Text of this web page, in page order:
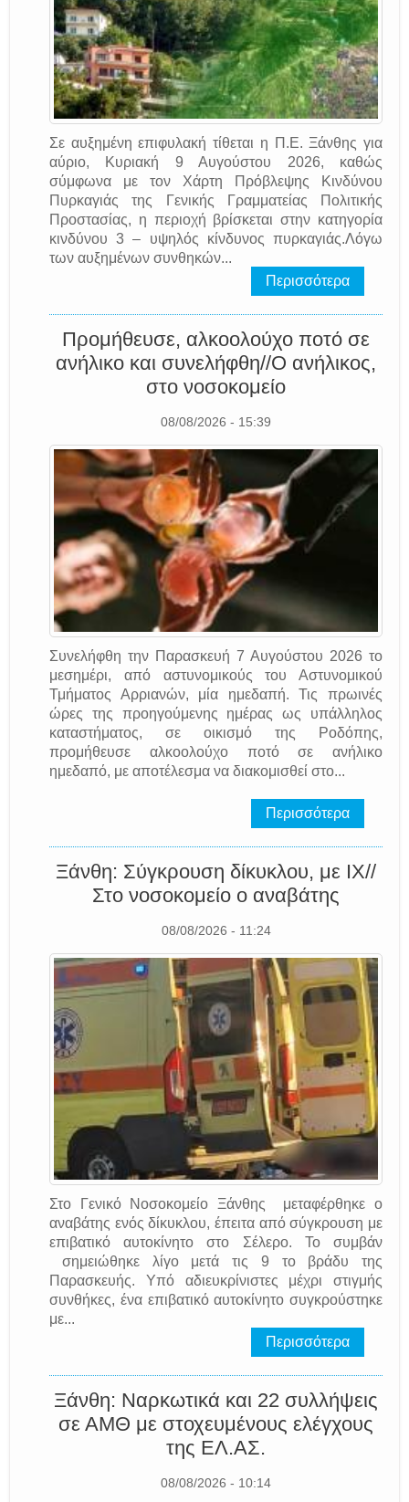
Σε αυξημένη επιφυλακή τίθεται η Π.Ε. Ξάνθης για
αύριο, Κυριακή 9 Αυγούστου 2026, καθώς
σύμφωνα με τον Χάρτη Πρόβλεψης Κινδύνου
Πυρκαγιάς της Γενικής Γραμματείας Πολιτικής
Προστασίας, η περιοχή βρίσκεται στην κατηγορία
κινδύνου 3 – υψηλός κίνδυνος πυρκαγιάς.Λόγω
των αυξημένων συνθηκών...
Περισσότερα
Προμήθευσε, αλκοολούχο ποτό σε
ανήλικο και συνελήφθη//Ο ανήλικος,
στο νοσοκομείο
08/08/2026 - 15:39
Συνελήφθη την Παρασκευή 7 Αυγούστου 2026 το
μεσημέρι, από αστυνομικούς του Αστυνομικού
Τμήματος Αρριανών, μία ημεδαπή. Τις πρωινές
ώρες της προηγούμενης ημέρας ως υπάλληλος
καταστήματος, σε οικισμό της Ροδόπης,
προμήθευσε αλκοολούχο ποτό σε ανήλικο
ημεδαπό, με αποτέλεσμα να διακομισθεί στο...
Περισσότερα
Ξάνθη: Σύγκρουση δίκυκλου, με ΙΧ//
Στο νοσοκομείο ο αναβάτης
08/08/2026 - 11:24
Στο Γενικό Νοσοκομείο Ξάνθης μεταφέρθηκε ο
αναβάτης ενός δίκυκλου, έπειτα από σύγκρουση με
επιβατικό αυτοκίνητο στο Σέλερο. Το συμβάν
σημειώθηκε λίγο μετά τις 9 το βράδυ της
Παρασκευής. Υπό αδιευκρίνιστες μέχρι στιγμής
συνθήκες, ένα επιβατικό αυτοκίνητο συγκρούστηκε
με...
Περισσότερα
Ξάνθη: Ναρκωτικά και 22 συλλήψεις
σε ΑΜΘ με στοχευμένους ελέγχους
της EΛ.AΣ.
08/08/2026 - 10:14